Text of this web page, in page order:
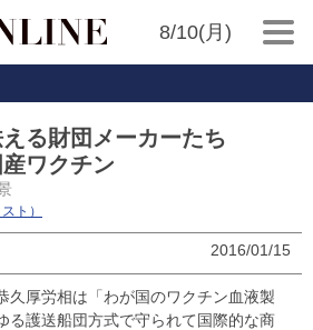
8/10(月)
る財団メーカーたち
ワクチン
ト）
2016/01/15
久厚労相は「わが国のワクチン血液製
る護送船団方式で守られて国際的な商